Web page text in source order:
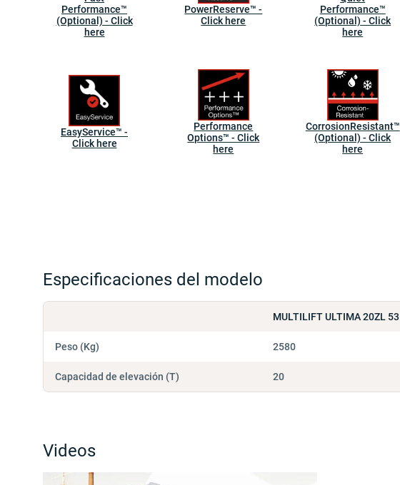
Performance™
(Optional) - Click
here
PowerReserve™ -
Click here
Performance™
(Optional) - Click
here
EasyService™ -
Click here
Performance
Options™ - Click
here
CorrosionResistant™
(Optional) - Click
here
Especificaciones del modelo
Peso (Kg)
Capacidad de elevación (T)
MULTILIFT ULTIMA 20ZL 53
2580
20
Videos